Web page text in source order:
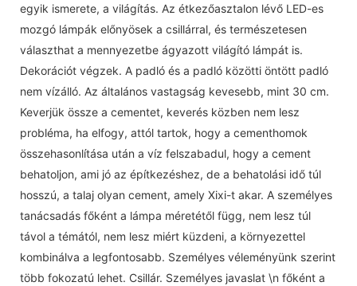
egyik ismerete, a világítás. Az étkezőasztalon lévő LED-es
mozgó lámpák előnyösek a csillárral, és természetesen
választhat a mennyezetbe ágyazott világító lámpát is.
Dekorációt végzek. A padló és a padló közötti öntött padló
nem vízálló. Az általános vastagság kevesebb, mint 30 cm.
Keverjük össze a cementet, keverés közben nem lesz
probléma, ha elfogy, attól tartok, hogy a cementhomok
összehasonlítása után a víz felszabadul, hogy a cement
behatoljon, ami jó az építkezéshez, de a behatolási idő túl
hosszú, a talaj olyan cement, amely Xixi-t akar. A személyes
tanácsadás főként a lámpa méretétől függ, nem lesz túl
távol a témától, nem lesz miért küzdeni, a környezettel
kombinálva a legfontosabb. Személyes véleményünk szerint
több fokozatú lehet. Csillár. Személyes javaslat \n főként a